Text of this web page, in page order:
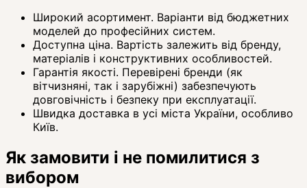
Широкий асортимент. Варіанти від бюджетних
моделей до професійних систем.
Доступна ціна. Вартість залежить від бренду,
матеріалів і конструктивних особливостей.
Гарантія якості. Перевірені бренди (як
вітчизняні, так і зарубіжні) забезпечують
довговічність і безпеку при експлуатації.
Швидка доставка в усі міста України, особливо
Київ.
Як замовити і не помилитися з
вибором